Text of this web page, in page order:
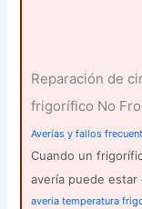
Reparación de
frigorífico No
Averías y fallos
Cuando un
avería puede estar
averia temperatura